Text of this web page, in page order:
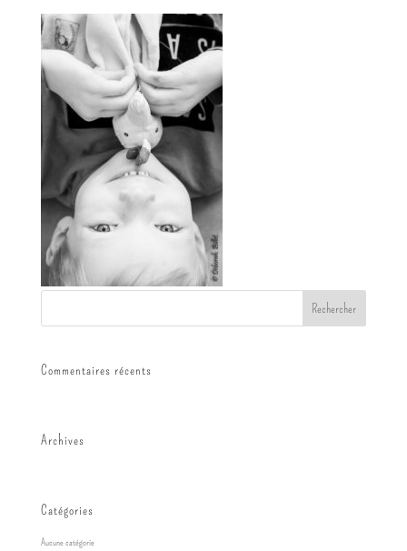
Commentaires récents
Archives
Catégories
Aucune catégorie